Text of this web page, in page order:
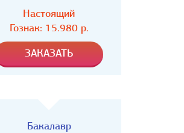
Настоящий
Гознак: 15.980р.
Бакалавр